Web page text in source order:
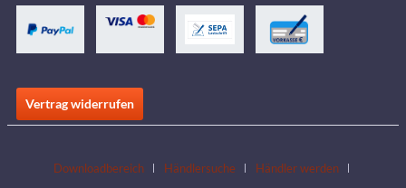
Vertrag widerrufen
Downloadbereich Händlersuche Händler werden